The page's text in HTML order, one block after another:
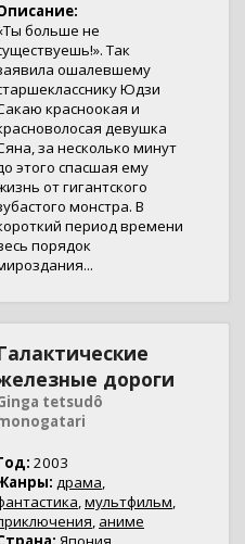
больше не
Так
ошалевшему
Юдзи
красноокая и
девушка
за несколько минут
этого спасшая ему
от гигантского
монстра. В
период времени
порядок
дороги
tetsudô
2003
драма,
,мультфильм,
, аниме